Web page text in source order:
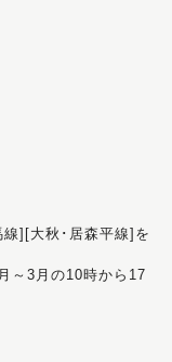
][大秋･居森平線]を
～3月の10時から17